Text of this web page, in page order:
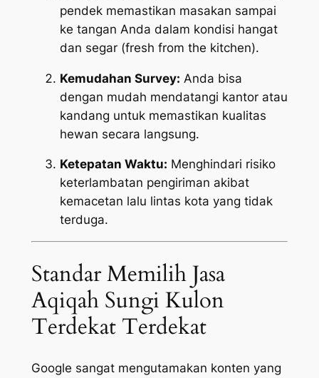
pendek memastikan masakan sampai
ke tangan Anda dalam kondisi hangat
dan segar (fresh from the kitchen).
Kemudahan Survey: Anda bisa
dengan mudah mendatangi kantor atau
kandang untuk memastikan kualitas
hewan secara langsung.
Ketepatan Waktu: Menghindari risiko
keterlambatan pengiriman akibat
kemacetan lalu lintas kota yang tidak
terduga.
Standar Memilih Jasa
Aqiqah Sungi Kulon
Terdekat Terdekat
Google sangat mengutamakan konten yang